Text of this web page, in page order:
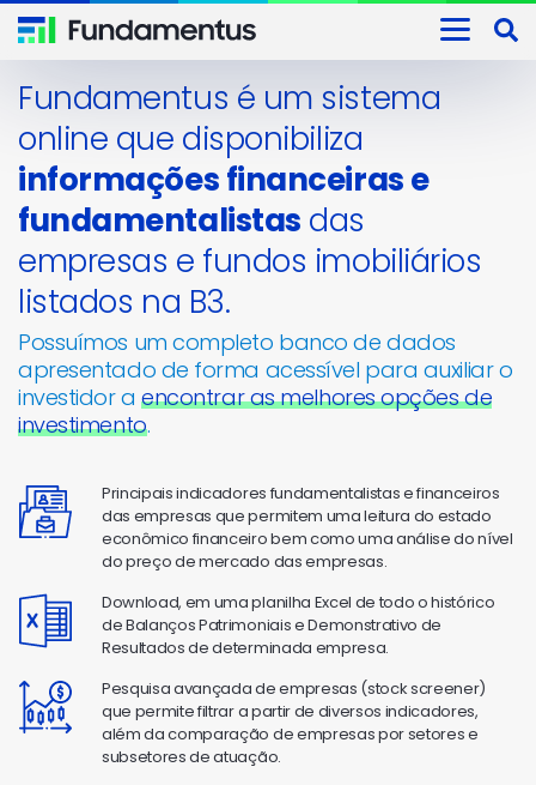
Fundamentus é um sistema
online que disponibiliza
informações financeiras e
fundamentalistas das
empresas e fundos imobiliários
listados na B3.
Possuímos um completo banco de dados
apresentado de forma acessível para auxiliar o
investidor aencontrar as melhores opções de
investimento.
Principais indicadores fundamentalistas e financeiros
das empresas que permitem uma leitura do estado
econômico financeiro bem como uma análise do nível
do preço de mercado das empresas.
Download, em uma planilha Excel de todo o histórico
de Balanços Patrimoniais e Demonstrativo de
Resultados de determinada empresa.
Pesquisa avançada de empresas (stock screener)
que permite filtrar a partir de diversos indicadores,
além da comparação de empresas por setores e
subsetores de atuação.